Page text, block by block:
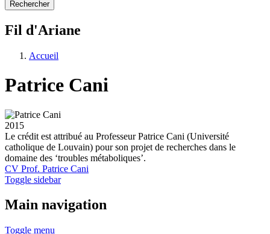
Fil d'Ariane
Accueil
Patrice Cani
2015
Le crédit est attribué au Professeur Patrice Cani (Université
catholique de Louvain) pour son projet de recherches dans le
domaine des ‘troubles métaboliques’.
CV Prof. Patrice Cani
Toggle sidebar
Main navigation
Toggle menu